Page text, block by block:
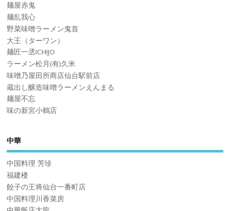
麺屋赤鬼
麺乱我心
野菜味噌ラーメン鬼首
大王（ターワン）
麺匠一丞ICHIJO
ラーメン松月(有)久米
味噌乃屋田所商店仙台駅前店
蔵出し醸造味噌ラーメンえんまる
麺屋不忘
味の新宮小鶴店
中華
中国料理 芳珍
福建楼
餃子の王将仙台一番町店
中国料理川香菜房